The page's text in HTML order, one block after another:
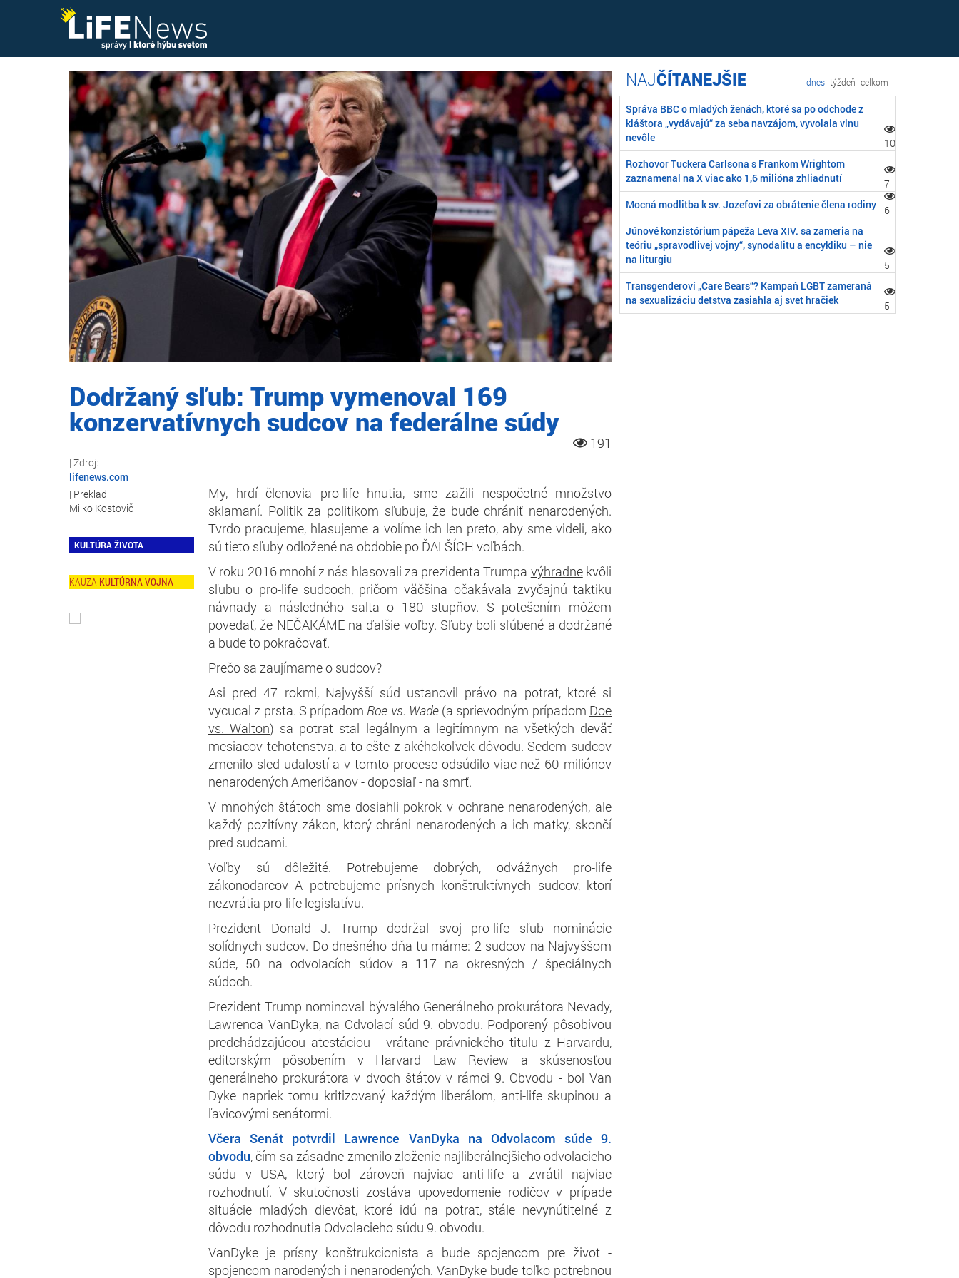
Dodržaný sľub: Trump vymenoval 169
konzervatívnych sudcov na federálne súdy
191
lifenews.com
Milko Kostovič
KULTÚRA ŽIVOTA
KULTÚRNA VOJNA
My, hrdí členovia pro-life hnutia, sme zažili nespočetné množstvo
sklamaní. Politik za politikom sľubuje, že bude chrániť nenarodených.
Tvrdo pracujeme, hlasujeme a volíme ich len preto, aby sme videli, ako
sú tieto sľuby odložené na obdobie po ĎALŠÍCH voľbách.
V roku 2016 mnohí z nás hlasovali za prezidenta Trumpa výhradnekvôli
sľubu o pro-life sudcoch, pričom väčšina očakávala zvyčajnú taktiku
návnady a následného salta o 180 stupňov. S potešením môžem
povedať, že NEČAKÁME na ďalšie voľby. Sľuby boli sľúbené a dodržané
a bude to pokračovať.
Prečo sa zaujímame o sudcov?
Asi pred 47 rokmi, Najvyšší súd ustanovil právo na potrat, ktoré si
vycucal z prsta. S prípadom Roe vs. Wade(a sprievodným prípadom Doe
vs. Walton) sa potrat stal legálnym a legitímnym na všetkých deväť
mesiacov tehotenstva, a to ešte z akéhokoľvek dôvodu. Sedem sudcov
zmenilo sled udalostí a v tomto procese odsúdilo viac než 60 miliónov
nenarodených Američanov - doposiaľ - na smrť.
V mnohých štátoch sme dosiahli pokrok v ochrane nenarodených, ale
každý pozitívny zákon, ktorý chráni nenarodených a ich matky, skončí
pred sudcami.
Voľby sú dôležité. Potrebujeme dobrých, odvážnych pro-life
zákonodarcov A potrebujeme prísnych konštruktívnych sudcov, ktorí
nezvrátia pro-life legislatívu.
Prezident Donald J. Trump dodržal svoj pro-life sľub nominácie
solídnych sudcov. Do dnešného dňa tu máme: 2 sudcov na Najvyššom
súde, 50 na odvolacích súdov a 117 na okresných / špeciálnych
súdoch.
Prezident Trump nominoval bývalého Generálneho prokurátora Nevady,
Lawrenca VanDyka, na Odvolací súd 9. obvodu. Podporený pôsobivou
predchádzajúcou atestáciou - vrátane právnického titulu z Harvardu,
editorským pôsobením v Harvard Law Review a skúsenosťou
generálneho prokurátora v dvoch štátov v rámci 9. Obvodu - bol Van
Dyke napriek tomu kritizovaný každým liberálom, anti-life skupinou a
ľavicovými senátormi.
Včera Senát potvrdil Lawrence VanDyka na Odvolacom súde 9.
obvodu, čím sa zásadne zmenilo zloženie najliberálnejšieho odvolacieho
súdu v USA, ktorý bol zároveň najviac anti-life a zvrátil najviac
rozhodnutí. V skutočnosti zostáva upovedomenie rodičov v prípade
situácie mladých dievčat, ktoré idú na potrat, stále nevynútiteľné z
dôvodu rozhodnutia Odvolacieho súdu 9. obvodu.
VanDyke je prísny konštrukcionista a bude spojencom pre život -
spojencom narodených i nenarodených. VanDyke bude toľko potrebnou
ČÍTANEJŠIE dnes týždeň celkom
Správa BBC o mladých ženách, ktoré sa po odchode z
kláštora „vydávajú“ za seba navzájom, vyvolala vlnu
nevôle
10
Rozhovor Tuckera Carlsona s Frankom Wrightom
zaznamenal na X viac ako 1,6 milióna zhliadnutí
7
Mocná modlitba k sv. Jozefovi za obrátenie člena rodiny
6
Júnové konzistórium pápeža Leva XIV. sa zameria na
teóriu „spravodlivej vojny“, synodalitu a encykliku – nie
na liturgiu
5
Transgenderoví „Care Bears“? Kampaň LGBT zameraná
na sexualizáciu detstva zasiahla aj svet hračiek
5